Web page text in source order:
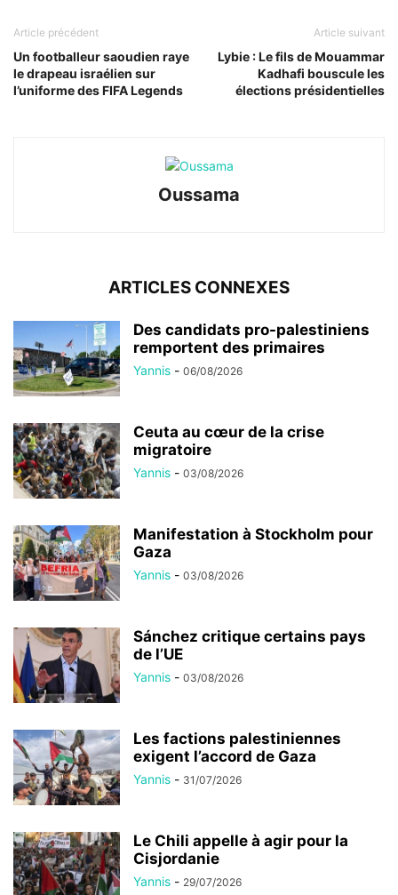
Article précédent
Un footballeur saoudien raye
le drapeau israélien sur
l’uniforme des FIFA Legends
Article suivant
Lybie : Le fils de Mouammar
Kadhafi bouscule les
élections présidentielles
Oussama
ARTICLES CONNEXES
Des candidats pro-palestiniens
remportent des primaires
Yannis - 06/08/2026
Ceuta au cœur de la crise
migratoire
Yannis - 03/08/2026
Manifestation à Stockholm pour
Gaza
Yannis - 03/08/2026
Sánchez critique certains pays
de l’UE
Yannis - 03/08/2026
Les factions palestiniennes
exigent l’accord de Gaza
Yannis - 31/07/2026
Le Chili appelle à agir pour la
Cisjordanie
Yannis - 29/07/2026